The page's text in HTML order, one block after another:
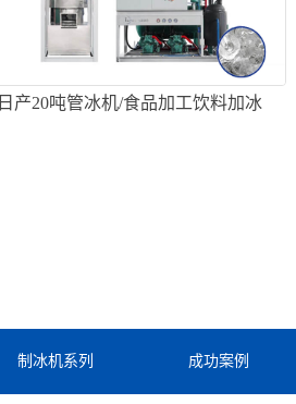
日产20吨管冰机/食品加工饮料加冰
制冰机系列 成功案例